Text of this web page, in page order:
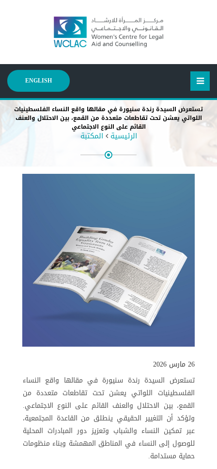
ENGLISH
تستعرض السيدة رندة سنيورة في مقالها واقع النساء الفلسطينيات
اللواتي يعشن تحت تقاطعات متعددة من القمع، بين الاحتلال والعنف
القائم على النوع الاجتماعي
الرئيسية المكتبة
26 مارس 2026
تستعرض السيدة رندة سنيورة في مقالها واقع النساء
الفلسطينيات اللواتي يعشن تحت تقاطعات متعددة من
القمع، بين الاحتلال والعنف القائم على النوع الاجتماعي.
وتؤكد أن التغيير الحقيقي ينطلق من القاعدة المجتمعية،
عبر تمكين النساء والشباب وتعزيز دور المبادرات المحلية
للوصول إلى النساء في المناطق المهمشة وبناء منظومات
حماية مستدامة.